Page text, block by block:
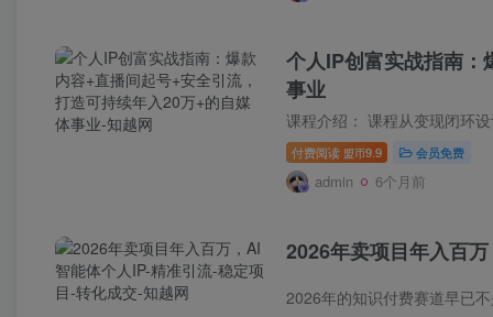
个人IP创富实战指南
事业
课程介绍： 课程从变现闭环
付费阅读 盟币9.9 会员免费
admin 6个月前
2026年卖项目年入百